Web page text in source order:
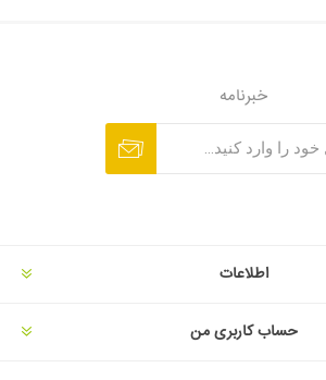
خبرنامه
اطلاعات
حساب کاربری من